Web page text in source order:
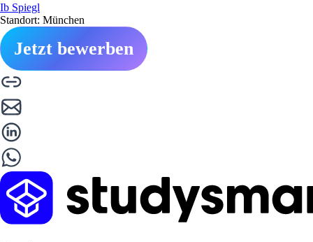
Ib Spiegl
Standort: München
Jetzt bewerben